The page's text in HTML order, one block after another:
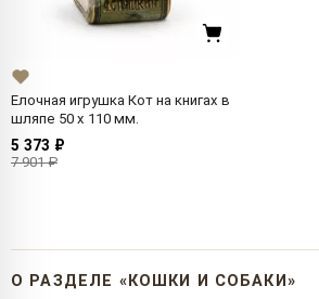
Елочная игрушка Кот на книгах в
шляпе 50 x 110 мм.
5 373 ₽
7 901 ₽
О РАЗДЕЛЕ «КОШКИ И СОБАКИ»